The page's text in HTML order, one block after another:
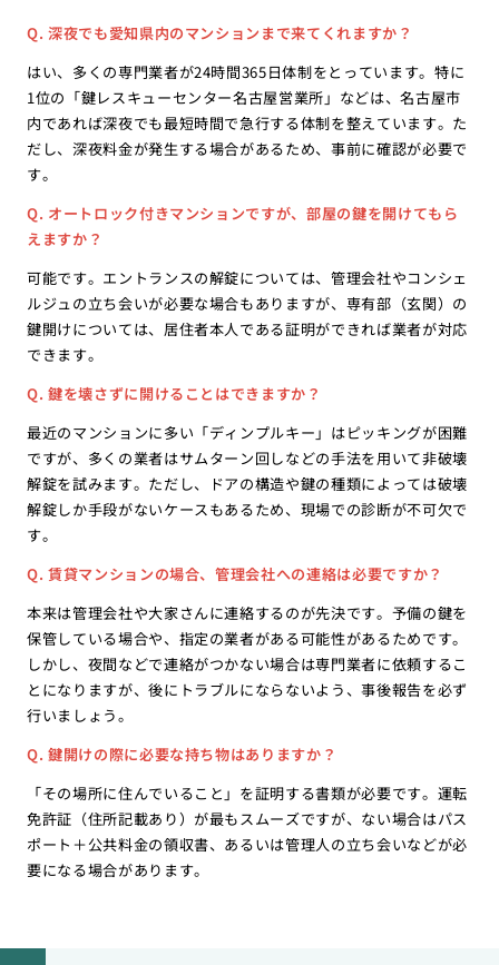
Q. 深夜でも愛知県内のマンションまで来てくれますか？
はい、多くの専門業者が24時間365日体制をとっています。特に
1位の「鍵レスキューセンター名古屋営業所」などは、名古屋市
内であれば深夜でも最短時間で急行する体制を整えています。た
だし、深夜料金が発生する場合があるため、事前に確認が必要で
す。
Q. オートロック付きマンションですが、部屋の鍵を開けてもら
えますか？
可能です。エントランスの解錠については、管理会社やコンシェ
ルジュの立ち会いが必要な場合もありますが、専有部（玄関）の
鍵開けについては、居住者本人である証明ができれば業者が対応
できます。
Q. 鍵を壊さずに開けることはできますか？
最近のマンションに多い「ディンプルキー」はピッキングが困難
ですが、多くの業者はサムターン回しなどの手法を用いて非破壊
解錠を試みます。ただし、ドアの構造や鍵の種類によっては破壊
解錠しか手段がないケースもあるため、現場での診断が不可欠で
す。
Q. 賃貸マンションの場合、管理会社への連絡は必要ですか？
本来は管理会社や大家さんに連絡するのが先決です。予備の鍵を
保管している場合や、指定の業者がある可能性があるためです。
しかし、夜間などで連絡がつかない場合は専門業者に依頼するこ
とになりますが、後にトラブルにならないよう、事後報告を必ず
行いましょう。
Q. 鍵開けの際に必要な持ち物はありますか？
「その場所に住んでいること」を証明する書類が必要です。運転
免許証（住所記載あり）が最もスムーズですが、ない場合はパス
ポート＋公共料金の領収書、あるいは管理人の立ち会いなどが必
要になる場合があります。